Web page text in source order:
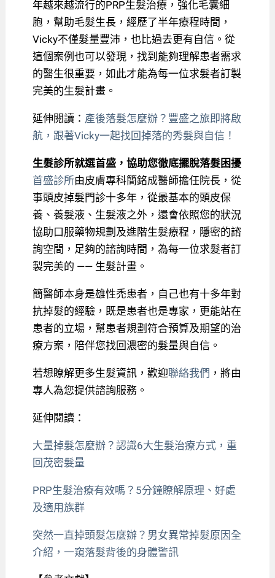
年越來越流行的PRP生髮治療，強化毛囊細
胞，幫助毛髮生長，經歷了半年療程時間，
Vicky不僅髮量豐沛，也比過去更有自信。從
這個案例也可以發現，找到能夠理解患者需求
的醫生很重要，如此才能為每一位求髮者訂製
完美的生髮計畫。
延伸閱讀： 產後落髮怎麼辦？豐盛之旅即將啟
航，跟著Vicky一起找回掉落的秀髮與自信！
生髮診所就選首盛，協助您徹底擺脫落髮困擾
首盛診所由皮膚專科簡銘成醫師擔任院長，從
事頭皮掉髮門診十多年，從最基本的頭皮保
養、養髮液、生髮液之外，還會依照您的狀況
協助口服藥物規劃及進階生髮療程，隱密的諮
詢空間，足夠的諮詢時間，為每一位求髮者訂
製完美的 —— 生髮計畫。
簡醫師本身是雄性禿患者，自己也有十多年對
抗掉髮的經驗，既是患者也是專家，更能站在
患者的立場，幫患者規劃符合預算及期望的治
療方案，陪伴您找回濃密的髮量與自信。
若想瞭解更多生髮資訊，歡迎聯絡我們 ，將由
專人為您提供諮詢服務。
延伸閱讀：
大量掉髮怎麼辦？認識6大生髮治療方式，重
回茂密髮量
PRP生髮治療有效嗎？5分鐘瞭解原理、好處
及適用族群
突然一直掉頭髮怎麼辦？男女異常掉髮原因全
介紹，一窺落髮背後的身體警訊